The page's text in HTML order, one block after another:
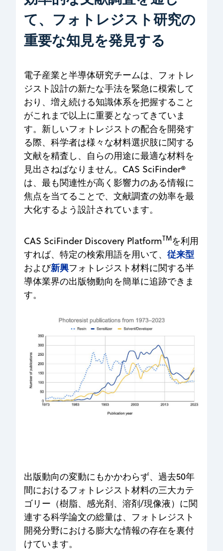
て、フォトレジスト研究の
重要な知見を発見する
電子産業と半導体研究チームは、フォトレ
ジスト設計の新たな手法を緊急に模索して
おり、増え続ける知識体系を把握すること
がこれまで以上に重要となってきていま
す。新しいフォトレジストの配合を開発す
る際、科学者は様々な材料選択肢に関する
文献を精査し、自らの用途に最適な材料を
見出さねばなりません。CAS SciFinder®
は、最も関連性が高く影響力のある情報に
焦点を当てることで、文献調査の効率を最
大化するよう設計されています。
CAS SciFinder Discovery PlatformTMを利用
すれば、特定の検索用語を用いて、 従来型
および新興フォトレジスト材料に関する半
導体業界の出版物動向を簡単に追跡できま
す。
出版動向の変動にもかかわらず、過去50年
間におけるフォトレジスト材料の三大カテ
ゴリー（樹脂、感光剤、溶剤/現像液）に関
連する科学論文の総量は、フォトレジスト
開発分野における膨大な情報の存在を裏付
けています。